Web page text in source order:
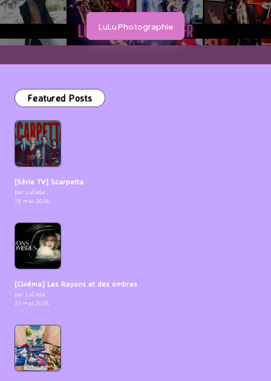
LuLu Photographie
Featured Posts
[Série TV] Scarpetta
par LuCioLe
29 mai 2026
[Cinéma] Les Rayons et des ombres
par LuCioLe
27 mai 2026